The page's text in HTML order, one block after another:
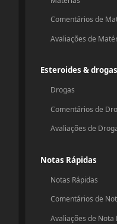
Comentários de
Avaliações de
Esteroides &
Drogas
Comentários de
Avaliações de
Notas Rápidas
Notas Rápidas
Comentários de
Avaliações de Nota